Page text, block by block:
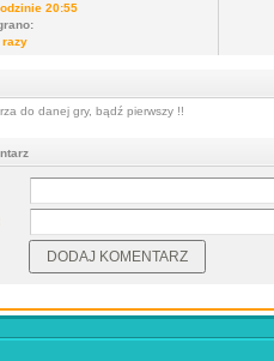
20:55
razy
do danej gry, bądź pierwszy !!